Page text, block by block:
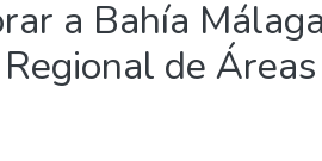
a Bahía
de